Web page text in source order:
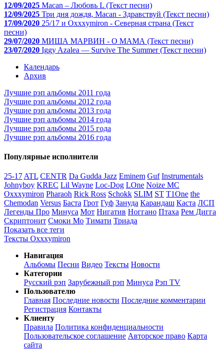
12/09/2025 Macan – Любовь L (Текст песни)
12/09/2025 Три дня дождя, Macan - Здравствуй (Текст песни)
17/09/2020 25/17 и Oxxxymiron - Северная страна (Текст
песни)
29/07/2020 МИША МАРВИН - О МАМА (Текст песни)
23/07/2020 Iggy Azalea — Survive The Summer (Текст песни)
Календарь
Архив
Лучшие рэп альбомы 2011 года
Лучшие рэп альбомы 2012 года
Лучшие рэп альбомы 2013 года
Лучшие рэп альбомы 2014 года
Лучшие рэп альбомы 2015 года
Лучшие рэп альбомы 2016 года
Популярные исполнители
25-17 ATL CENTR Da Gudda Jazz Eminem Guf Instrumentals
Johnyboy KREC Lil Wayne Loc-Dog LOne Noize MC
Oxxxymiron Pharaoh Rick Ross Schokk SLIM ST T1One the
Chemodan Versus Баста Грот Гуф Зануда Карандаш Каста ЛСП
Легенды Про Минуса Мот Нигатив Ноггано Птаха Рем Дигга
Скриптонит Смоки Мо Тимати Триада
Показать все теги
Тексты Oxxxymiron
Навигация
Альбомы Песни Видео Тексты Новости
Категории
Русский рэп Зарубежный рэп Минуса Рэп TV
Пользователю
Главная Последние новости Последние комментарии
Регистрация Контакты
Клиенту
Правила Политика конфиденциальности
Пользовательское соглашение Авторское право Карта
сайта